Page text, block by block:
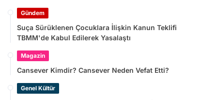
Gündem
Suça Sürüklenen Çocuklara İlişkin Kanun Teklifi
TBMM'de Kabul Edilerek Yasalaştı
Magazin
Cansever Kimdir? Cansever Neden Vefat Etti?
Genel Kültür